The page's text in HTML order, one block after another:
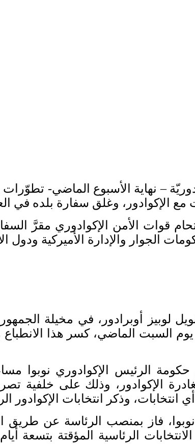
مع الإكوادور، وغلق سفارة بلده في
قوات الأمن الإكوادوري مقرَّ
الجوار والإدارة الأميركية ودول
لوبيز أوبرادور، في مخيلة الجمهور
يوم السبت الماضي، كسر هذا
حكومة الرئيس الإكوادوري نوبوا
الإكوادور، وذلك على خلفية
وذكر انتخابات الإكوادور
فاز بمنصب الرئاسة عن طريق
الرئاسية المؤقتة بتسعة